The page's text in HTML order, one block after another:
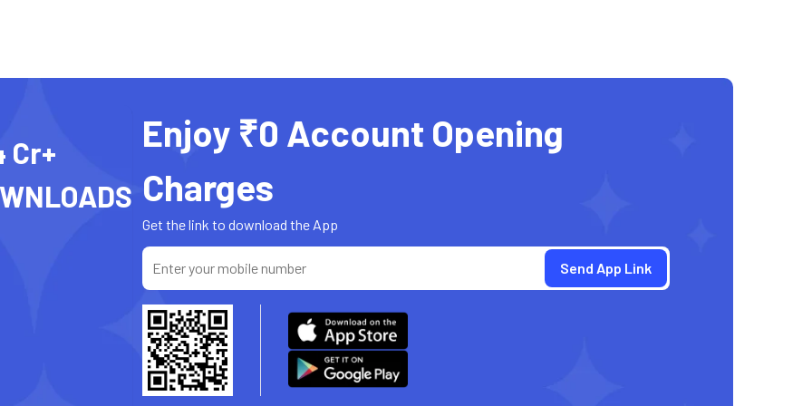
Cr+
Enjoy ₹0 Account Opening
Charges
Get the link to download the App